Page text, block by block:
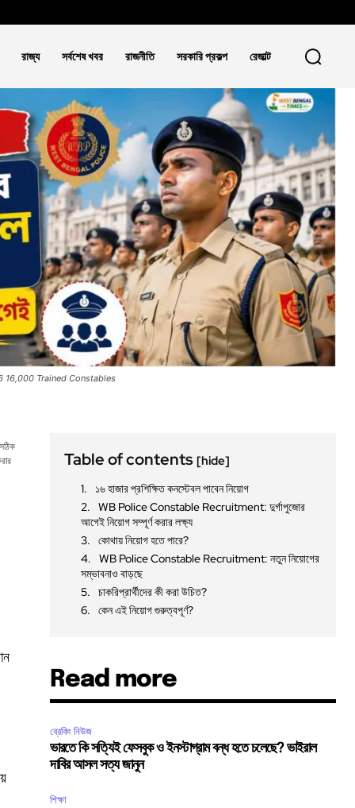
রাজ্য সর্বশেষ খবর রাজনীতি সরকারি প্রকল্প রেজাল্ট
16,000 Trained Constables
Table of contents[hide]
১৬ হাজার প্রশিক্ষিত কনস্টেবল পাবেন নিয়োগ
WB Police Constable Recruitment: দুর্গাপুজোর
আগেই নিয়োগ সম্পূর্ণ করার লক্ষ্য
কোথায় নিয়োগ হতে পারে?
WB Police Constable Recruitment: নতুন নিয়োগের
সম্ভাবনাও বাড়ছে
চাকরিপ্রার্থীদের কী করা উচিত?
কেন এই নিয়োগ গুরুত্বপূর্ণ?
Read more
ব্রেকিং নিউজ
ভারতে কি সত্যিই ফেসবুক ও ইনস্টাগ্রাম বন্ধ হতে চলেছে? ভাইরাল
দাবির আসল সত্য জানুন
শিক্ষা